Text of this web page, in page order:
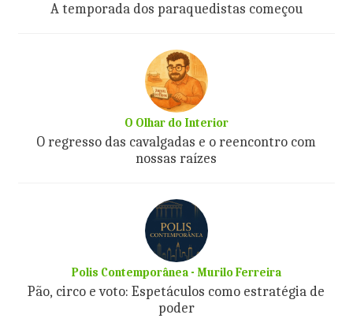
A temporada dos paraquedistas começou
O Olhar do Interior
O regresso das cavalgadas e o reencontro com
nossas raízes
Polis Contemporânea - Murilo Ferreira
Pão, circo e voto: Espetáculos como estratégia de
poder